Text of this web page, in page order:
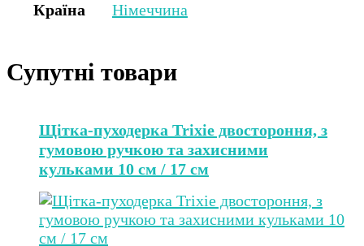
Країна Німеччина
Супутні товари
Щітка-пуходерка Trixie двостороння, з
гумовою ручкою та захисними
кульками 10 см / 17 см